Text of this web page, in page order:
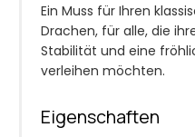
Ein Muss für Ihren
Drachen, für alle, die
Stabilität und eine
verleihen möchten.
Eigenschaften